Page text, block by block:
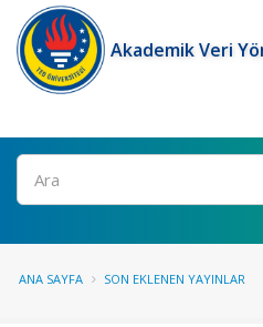
Akademik Veri
Ara
ANA SAYFA SON EKLENEN YAYINLAR